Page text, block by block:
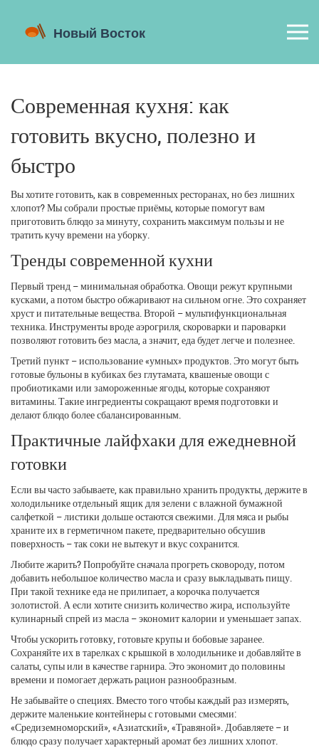
Современная кухня: как
готовить вкусно, полезно и
быстро
Вы хотите готовить, как в современных ресторанах, но без лишних
хлопот? Мы собрали простые приёмы, которые помогут вам
приготовить блюдо за минуту, сохранить максимум пользы и не
тратить кучу времени на уборку.
Тренды современной кухни
Первый тренд – минимальная обработка. Овощи режут крупными
кусками, а потом быстро обжаривают на сильном огне. Это сохраняет
хруст и питательные вещества. Второй – мультифункциональная
техника. Инструменты вроде аэрогриля, скороварки и пароварки
позволяют готовить без масла, а значит, еда будет легче и полезнее.
Третий пункт – использование «умных» продуктов. Это могут быть
готовые бульоны в кубиках без глутамата, квашеные овощи с
пробиотиками или замороженные ягоды, которые сохраняют
витамины. Такие ингредиенты сокращают время подготовки и
делают блюдо более сбалансированным.
Практичные лайфхаки для ежедневной
готовки
Если вы часто забываете, как правильно хранить продукты, держите в
холодильнике отдельный ящик для зелени с влажной бумажной
салфеткой – листики дольше остаются свежими. Для мяса и рыбы
храните их в герметичном пакете, предварительно обсушив
поверхность – так соки не вытекут и вкус сохранится.
Любите жарить? Попробуйте сначала прогреть сковороду, потом
добавить небольшое количество масла и сразу выкладывать пищу.
При такой технике еда не прилипает, а корочка получается
золотистой. А если хотите снизить количество жира, используйте
кулинарный спрей из масла – экономит калории и уменьшает запах.
Чтобы ускорить готовку, готовьте крупы и бобовые заранее.
Сохраняйте их в тарелках с крышкой в холодильнике и добавляйте в
салаты, супы или в качестве гарнира. Это экономит до половины
времени и помогает держать рацион разнообразным.
Не забывайте о специях. Вместо того чтобы каждый раз измерять,
держите маленькие контейнеры с готовыми смесями:
«Средиземноморский», «Азиатский», «Травяной». Добавляете – и
блюдо сразу получает характерный аромат без лишних хлопот.